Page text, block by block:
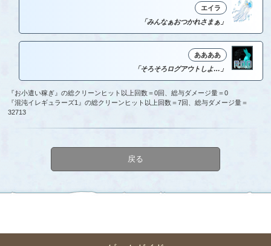
エイラ
「みんなぁおつかれさまぁ」
ああああ
「そろそろログアウトしよ…」
『お小遣い稼ぎ』の総クリーンヒット以上回数＝0回、総与ダメージ量＝0
『混沌イレギュラーズ1』の総クリーンヒット以上回数＝7回、総与ダメージ量＝
32713
戻る